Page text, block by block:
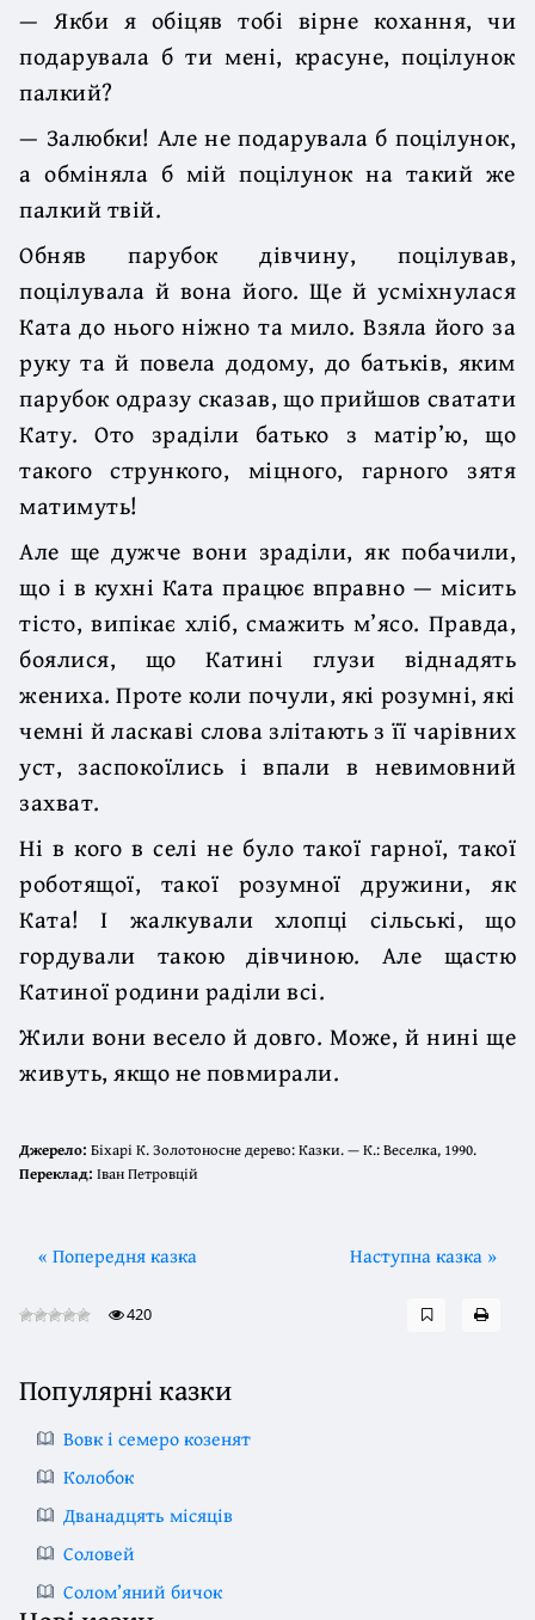
— Якби я обіцяв тобі вірне кохання, чи
подарувала б ти мені, красуне, поцілунок
палкий?
— Залюбки! Але не подарувала б поцілунок,
а обміняла б мій поцілунок на такий же
палкий твій.
Обняв парубок дівчину, поцілував,
поцілувала й вона його. Ще й усміхнулася
Ката до нього ніжно та мило. Взяла його за
руку та й повела додому, до батьків, яким
парубок одразу сказав, що прийшов сватати
Кату. Ото зраділи батько з матір’ю, що
такого стрункого, міцного, гарного зятя
матимуть!
Але ще дужче вони зраділи, як побачили,
що і в кухні Ката працює вправно — місить
тісто, випікає хліб, смажить м’ясо. Правда,
боялися, що Катині глузи віднадять
жениха. Проте коли почули, які розумні, які
чемні й ласкаві слова злітають з її чарівних
уст, заспокоїлись і впали в невимовний
захват.
Ні в кого в селі не було такої гарної, такої
роботящої, такої розумної дружини, як
Ката! І жалкували хлопці сільські, що
гордували такою дівчиною. Але щастю
Катиної родини раділи всі.
Жили вони весело й довго. Може, й нині ще
живуть, якщо не повмирали.
Джерело: Біхарі К. Золотоносне дерево: Казки. — К.: Веселка, 1990.
Переклад: Іван Петровцій
« Попередня казка Наступна казка »
420
Популярні казки
Вовк і семеро козенят
Колобок
Дванадцять місяців
Соловей
Солом’яний бичок